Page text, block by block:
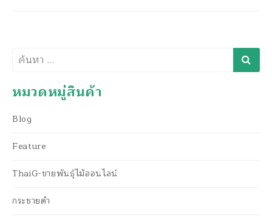
ค้นหา
หมวดหมู่สินค้า
Blog
Feature
ThaiG-ขายพันธุ์ไม้ออนไลน์
กระชายดำ